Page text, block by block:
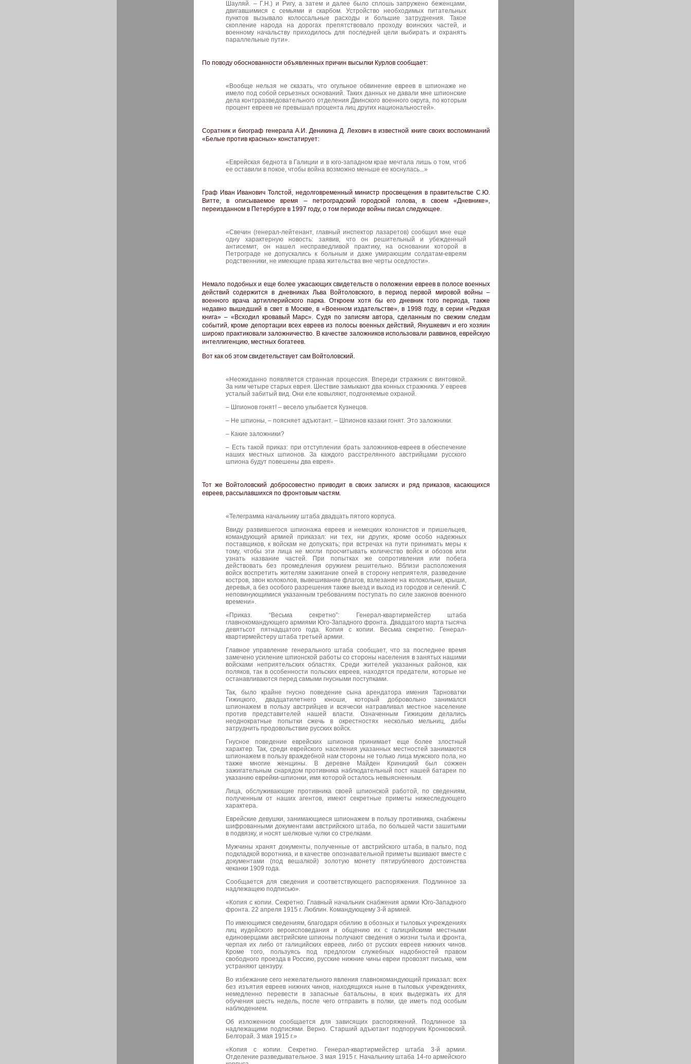
Шауляй. – Г.Н.) и Ригу, а затем и далее было сплошь запружено беженцами,
двигавшимися с семьями и скарбом. Устройство необходимых питательных
пунктов вызывало колоссальные расходы и большие затруднения. Такое
скопление народа на дорогах препятствовало проходу воинских частей, и
военному начальству приходилось для последней цели выбирать и охранять
параллельные пути».
По поводу обоснованности объявленных причин высылки Курлов сообщает:
«Вообще нельзя не сказать, что огульное обвинение евреев в шпионаже не
имело под собой серьезных оснований. Таких данных не давали мне шпионские
дела контрразведовательного отделения Двинского военного округа, по которым
процент евреев не превышал процента лиц других национальностей».
Соратник и биограф генерала А.И. Деникина Д. Лехович в известной книге своих воспоминаний
«Белые против красных» констатирует:
«Еврейская беднота в Галиции и в юго-западном крае мечтала лишь о том, чтоб
ее оставили в покое, чтобы война возможно меньше ее коснулась...»
Граф Иван Иванович Толстой, недолговременный министр просвещения в правительстве С.Ю.
Витте, в описываемое время – петроградский городской голова, в своем «Дневнике»,
переизданном в Петербурге в 1997 году, о том периоде войны писал следующее.
«Свечин (генерал-лейтенант, главный инспектор лазаретов) сообщил мне еще
одну характерную новость: заявив, что он решительный и убежденный
антисемит, он нашел несправедливой практику, на основании которой в
Петрограде не допускались к больным и даже умирающим солдатам-евреям
родственники, не имеющие права жительства вне черты оседлости».
Немало подобных и еще более ужасающих свидетельств о положении евреев в полосе военных
действий содержится в дневниках Льва Войтоловского, в период первой мировой войны –
военного врача артиллерийского парка. Откроем хотя бы его дневник того периода, также
недавно вышедший в свет в Москве, в «Военном издательстве», в 1998 году, в серии «Редкая
книга» – «Всходил кровавый Марс». Судя по записям автора, сделанным по свежим следам
событий, кроме депортации всех евреев из полосы военных действий, Янушкевич и его хозяин
широко практиковали заложничество. В качестве заложников использовали раввинов, еврейскую
интеллигенцию, местных богатеев.
Вот как об этом свидетельствует сам Войтоловский.
«Неожиданно появляется странная процессия. Впереди стражник с винтовкой.
За ним четыре старых еврея. Шествие замыкают два конных стражника. У евреев
усталый забитый вид. Они еле ковыляют, подгоняемые охраной.
– Шпионов гонят! – весело улыбается Кузнецов.
– Не шпионы, – поясняет адъютант. – Шпионов казаки гонят. Это заложники.
– Какие заложники?
– Есть такой приказ: при отступлении брать заложников-евреев в обеспечение
наших местных шпионов. За каждого расстрелянного австрийцами русского
шпиона будут повешены два еврея».
Тот же Войтоловский добросовестно приводит в своих записях и ряд приказов, касающихся
евреев, рассылавшихся по фронтовым частям.
«Телеграмма начальнику штаба двадцать пятого корпуса.
Ввиду развившегося шпионажа евреев и немецких колонистов и пришельцев,
командующий армией приказал: ни тех, ни других, кроме особо надежных
поставщиков, к войскам не допускать; при встречах на пути принимать меры к
тому, чтобы эти лица не могли просчитывать количество войск и обозов или
узнать название частей. При попытках же сопротивления или побега
действовать без промедления оружием решительно. Вблизи расположения
войск воспретить жителям зажигание огней в сторону неприятеля, разведение
костров, звон колоколов, вывешивание флагов, взлезание на колокольни, крыши,
деревья, а без особого разрешения также выезд и выход из городов и селений. С
неповинующимися указанным требованиям поступать по силе законов военного
времени».
«Приказ. “Весьма секретно”: Генерал-квартирмейстер штаба
главнокомандующего армиями Юго-Западного фронта. Двадцатого марта тысяча
девятьсот пятнадцатого года. Копия с копии. Весьма секретно. Генерал-
квартирмейстеру штаба третьей армии.
Главное управление генерального штаба сообщает, что за последнее время
замечено усиление шпионской работы со стороны населения в занятых нашими
войсками неприятельских областях. Среди жителей указанных районов, как
поляков, так в особенности польских евреев, находятся предатели, которые не
останавливаются перед самыми гнусными поступками.
Так, было крайне гнусно поведение сына арендатора имения Тарноватки
Гижицкого, двадцатилетнего юноши, который добровольно занимался
шпионажем в пользу австрийцев и всячески натравливал местное население
против представителей нашей власти. Означенным Гижицким делались
неоднократные попытки сжечь в окрестностях несколько мельниц, дабы
затруднить продовольствие русских войск.
Гнусное поведение еврейских шпионов принимает еще более злостный
характер. Так, среди еврейского населения указанных местностей занимаются
шпионажем в пользу враждебной нам стороны не только лица мужского пола, но
также многие женщины. В деревне Майден Криницкий был сожжен
зажигательным снарядом противника наблюдательный пост нашей батареи по
указанию еврейки-шпионки, имя которой осталось невыясненным.
Лица, обслуживающие противника своей шпионской работой, по сведениям,
полученным от наших агентов, имеют секретные приметы нижеследующего
характера.
Еврейские девушки, занимающиеся шпионажем в пользу противника, снабжены
шифрованными документами австрийского штаба, по большей части зашитыми
в подвязку, и носят шелковые чулки со стрелками.
Мужчины хранят документы, полученные от австрийского штаба, в пальто, под
подкладкой воротника, и в качестве опознавательной приметы вшивают вместе с
документами (под вешалкой) золотую монету пятирублевого достоинства
чеканки 1909 года.
Сообщается для сведения и соответствующего распоряжения. Подлинное за
надлежащею подписью».
«Копия с копии. Секретно. Главный начальник снабжения армии Юго-Западного
фронта. 22 апреля 1915 г. Люблин. Командующему 3-й армией.
По имеющимся сведениям, благодаря обилию в обозных и тыловых учреждениях
лиц иудейского вероисповедания и общению их с галицийскими местными
единоверцами австрийские шпионы получают сведения о жизни тыла и фронта,
черпая их либо от галицийских евреев, либо от русских евреев нижних чинов.
Кроме того, пользуясь под предлогом служебных надобностей правом
свободного проезда в Россию, русские нижние чины евреи провозят письма, чем
устраняют цензуру.
Во избежание сего нежелательного явления главнокомандующий приказал: всех
без изъятия евреев нижних чинов, находящихся ныне в тыловых учреждениях,
немедленно перевести в запасные батальоны, в коих выдержать их для
обучения шесть недель, после чего отправить в полки, где иметь под особым
наблюдением.
Об изложенном сообщается для зависящих распоряжений. Подлинное за
надлежащими подписями. Верно. Старший адъютант подпоручик Кронковский.
Белгорай. 3 мая 1915 г.»
«Копия с копии. Секретно. Генерал-квартирмейстер штаба 3-й армии.
Отделение разведывательное. 3 мая 1915 г. Начальнику штаба 14-го армейского